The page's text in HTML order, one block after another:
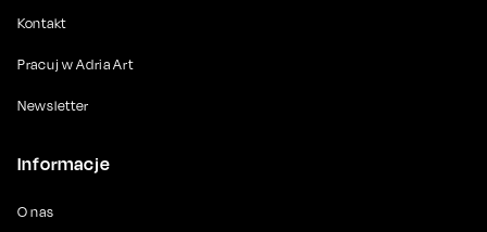
Kontakt
Pracuj w Adria Art
Newsletter
Informacje
O nas